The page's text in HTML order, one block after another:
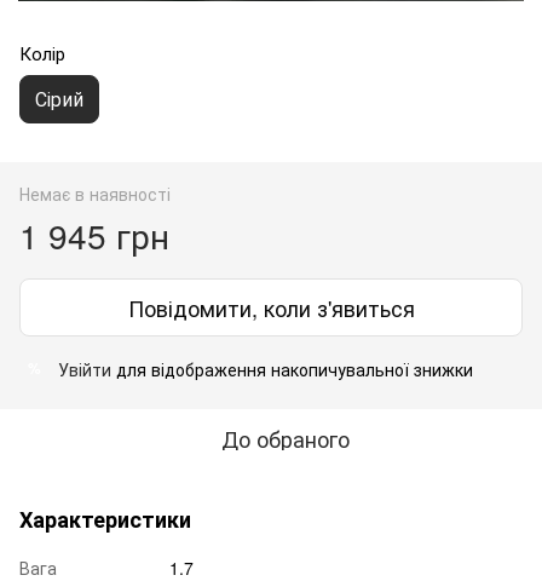
Колір
Сірий
Немає в наявності
1 945 грн
Повідомити, коли з'явиться
Увійти для відображення накопичувальної знижки
До обраного
Характеристики
Вага 1.7